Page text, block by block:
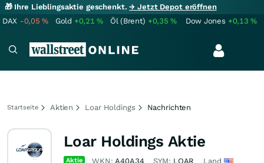
🎁 Ihre Lieblingsaktie geschenkt.→ Jetzt Depot eröffnen
DAX -0,05% Gold +0,21% Öl (Brent) +0,35% Dow Jones +0,13%
Startseite Aktien Loar Holdings Nachrichten
Loar Holdings Aktie
Aktie WKN:A40A34 SYM: LOAR Land